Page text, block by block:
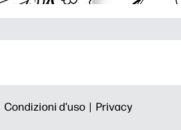
Condizioni d'uso | Privacy